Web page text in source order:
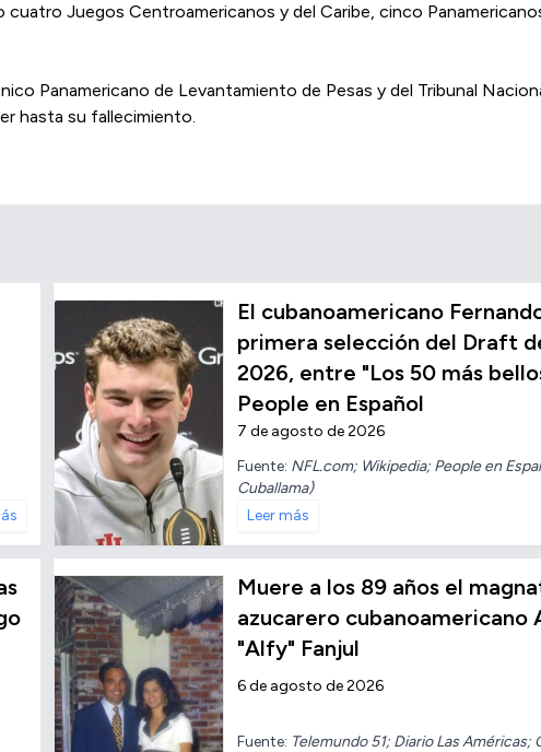
Juegos Centroamericanos y del Caribe, cinco
Panamericano de Levantamiento de Pesas y del Tribunal
hasta su fallecimiento.
El cubanoamericano
primera selección del Draft
2026, entre "Los 50 más
People en Español
7 de agosto de 2026
Fuente: NFL.com; Wikipedia; People en
Cuballama)
Leer más
Muere a los 89 años el
azucarero cubanoamericano
"Alfy" Fanjul
6 de agosto de 2026
Fuente: Telemundo 51; Diario Las Américas;